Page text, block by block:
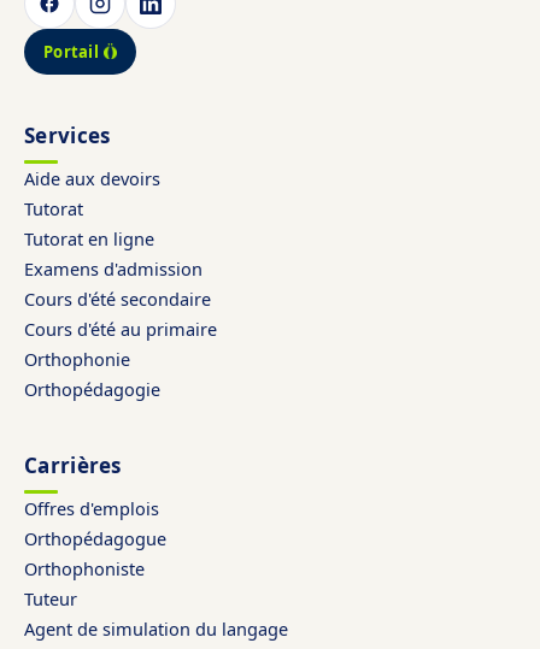
Portail
Services
Aide aux devoirs
Tutorat
Tutorat en ligne
Examens d'admission
Cours d'été secondaire
Cours d'été au primaire
Orthophonie
Orthopédagogie
Carrières
Offres d'emplois
Orthopédagogue
Orthophoniste
Tuteur
Agent de simulation du langage